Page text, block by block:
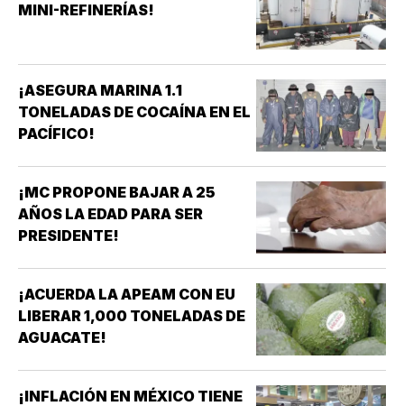
MINI-REFINERÍAS!
¡ASEGURA MARINA 1.1
TONELADAS DE COCAÍNA EN EL
PACÍFICO!
¡MC PROPONE BAJAR A 25
AÑOS LA EDAD PARA SER
PRESIDENTE!
¡ACUERDA LA APEAM CON EU
LIBERAR 1,000 TONELADAS DE
AGUACATE!
¡INFLACIÓN EN MÉXICO TIENE